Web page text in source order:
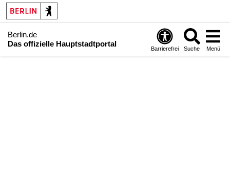
Berlin.de
Das offizielle Hauptstadtportal
Barrierefrei Suche Menü